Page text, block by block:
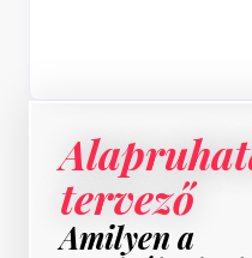
tervező
Amilyen a